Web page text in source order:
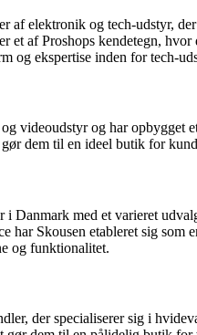
af elektronik og tech-udstyr,
af Proshops kendetegn,
og ekspertise inden for tech-
videoudstyr og har
dem til en ideel butik for
i Danmark med et varieret
har Skousen etableret sig
og funktionalitet.
der specialiserer sig i